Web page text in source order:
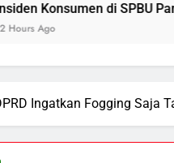
SPBU Pangkalan Bun
Ingatkan Fogging Saja